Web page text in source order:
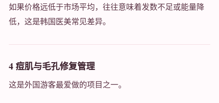
如果价格远低于市场平均，往往意味着发数不足或能量降
低，这是韩国医美常见差异。
4 痘肌与毛孔修复管理
这是外国游客最爱做的项目之一。